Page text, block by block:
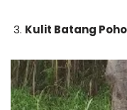
Kulit Batang